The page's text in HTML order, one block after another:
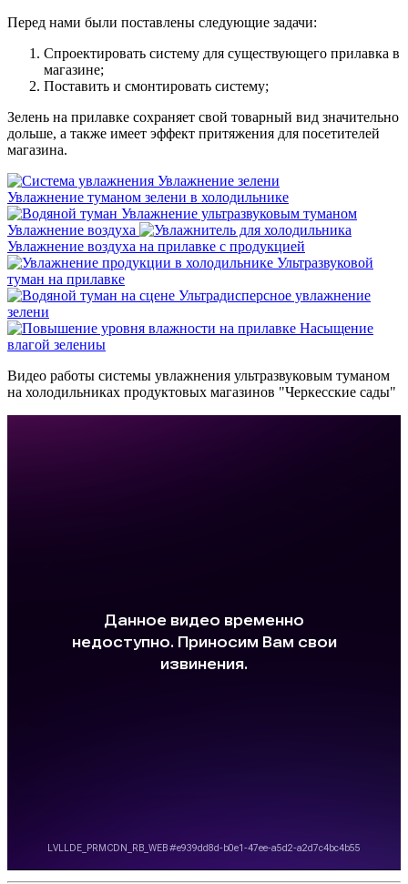
Перед нами были поставлены следующие задачи:
Спроектировать систему для существующего прилавка в
магазине;
Поставить и смонтировать систему;
Зелень на прилавке сохраняет свой товарный вид значительно
дольше, а также имеет эффект притяжения для посетителей
магазина.
Увлажнение зелени
Увлажнение туманом зелени в холодильнике
Увлажнение ультразвуковым туманом
Увлажнение воздуха
Увлажнение воздуха на прилавке с продукцией
Ультразвуковой
туман на прилавке
Ультрадисперсное увлажнение
зелени
Насыщение
влагой зелениы
Видео работы системы увлажнения ультразвуковым туманом
на холодильниках продуктовых магазинов "Черкесские сады"